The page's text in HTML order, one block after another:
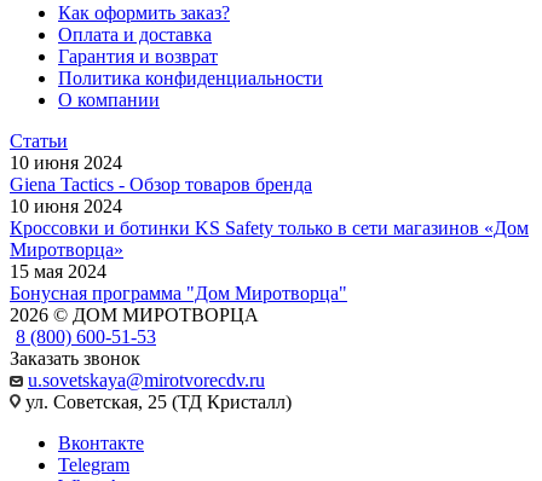
Как оформить заказ?
Оплата и доставка
Гарантия и возврат
Политика конфиденциальности
О компании
Статьи
10 июня 2024
Giena Tactics - Обзор товаров бренда
10 июня 2024
Кроссовки и ботинки KS Safety только в сети магазинов «Дом
Миротворца»
15 мая 2024
Бонусная программа "Дом Миротворца"
2026 © ДОМ МИРОТВОРЦА
8 (800) 600-51-53
Заказать звонок
u.sovetskaya@mirotvorecdv.ru
ул. Советская, 25 (ТД Кристалл)
Вконтакте
Telegram